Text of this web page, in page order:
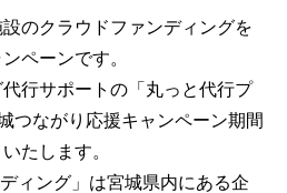
のクラウドファンディングを
ペーンです。
行サポートの「丸っと代行プ
つながり応援キャンペーン期間
たします。
ィング」は宮城県内にある企